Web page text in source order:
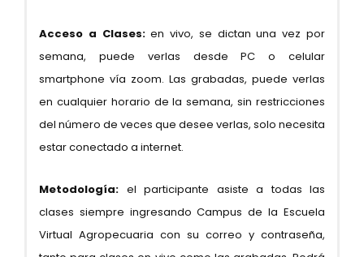
Acceso a Clases:en vivo, se dictan una vez por
semana, puede verlas desde PC o celular
smartphone vía zoom. Las grabadas, puede verlas
en cualquier horario de la semana, sin restricciones
del número de veces que desee verlas, solo necesita
estar conectado a internet.
Metodología: el participante asiste a todas las
clases siempre ingresando Campus de la Escuela
Virtual Agropecuaria con su correo y contraseña,